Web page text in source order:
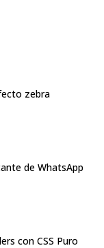
zebra
de WhatsApp
con CSS Puro